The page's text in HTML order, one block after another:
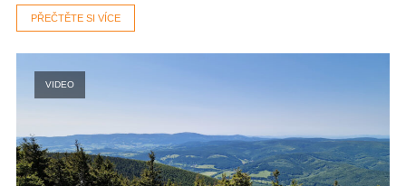
PŘEČTĚTE SI VÍCE
VIDEO